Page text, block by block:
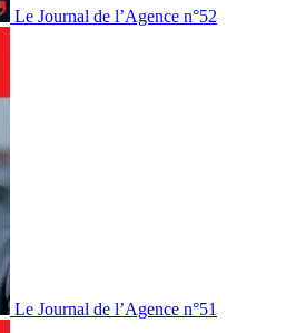
Le Journal de l’Agence n°52
Le Journal de l’Agence n°51